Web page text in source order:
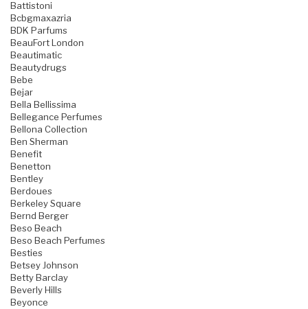
Battistoni
Bcbgmaxazria
BDK Parfums
BeauFort London
Beautimatic
Beautydrugs
Bebe
Bejar
Bella Bellissima
Bellegance Perfumes
Bellona Collection
Ben Sherman
Benefit
Benetton
Bentley
Berdoues
Berkeley Square
Bernd Berger
Beso Beach
Beso Beach Perfumes
Besties
Betsey Johnson
Betty Barclay
Beverly Hills
Beyonce